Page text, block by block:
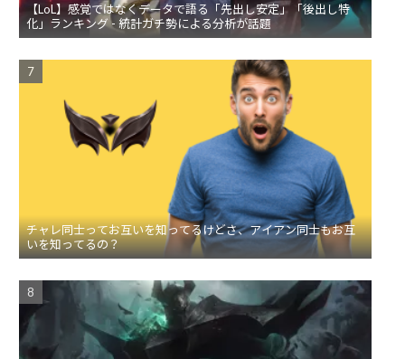
【LoL】感覚ではなくデータで語る「先出し安定」「後出し特
化」ランキング - 統計ガチ勢による分析が話題
チャレ同士ってお互いを知ってるけどさ、アイアン同士もお互
いを知ってるの？